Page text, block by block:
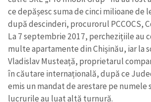
ce depășesc suma de cinci milioane de
după descinderi, procurorul PCCOCS,
La 7 septembrie 2017, perchezițiile au
multe apartamente din Chișinău, iar la
Vladislav Musteață, proprietarul
în căutare internațională, după ce
emis un mandat de arestare pe numele
lucrurile au luat altă turnură.